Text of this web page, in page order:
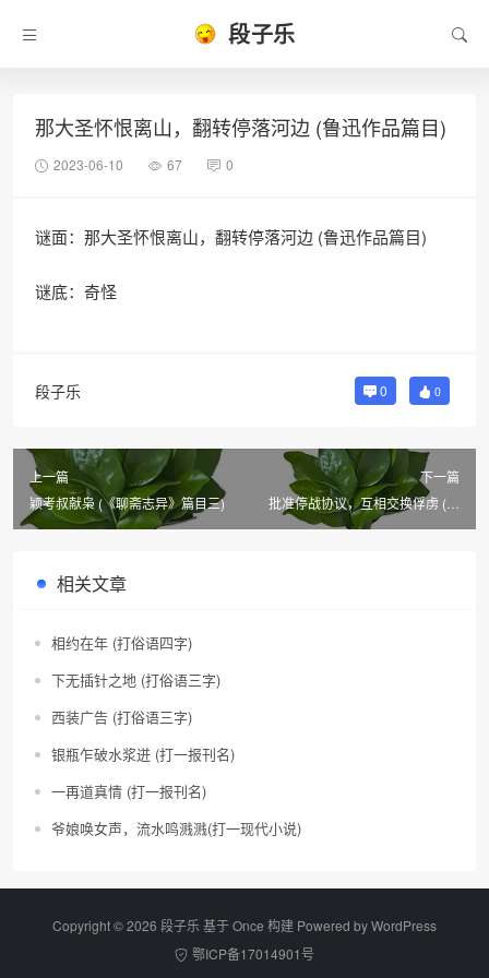
段子乐
那大圣怀恨离山，翻转停落河边 (鲁迅作品篇目)
2023-06-10 67 0
谜面：那大圣怀恨离山，翻转停落河边 (鲁迅作品篇目)
谜底：奇怪
段子乐 0 0
上一篇
颖考叔献枭 (《聊斋志异》篇目三)
下一篇
批准停战协议，互相交换俘虏 (鲁
相关文章
相约在年 (打俗语四字)
下无插针之地 (打俗语三字)
西装广告 (打俗语三字)
银瓶乍破水浆迸 (打一报刊名)
一再道真情 (打一报刊名)
爷娘唤女声，流水鸣溅溅(打一现代小说)
Copyright © 2026 段子乐 基于 Once 构建 Powered byWordPress
鄂ICP备17014901号